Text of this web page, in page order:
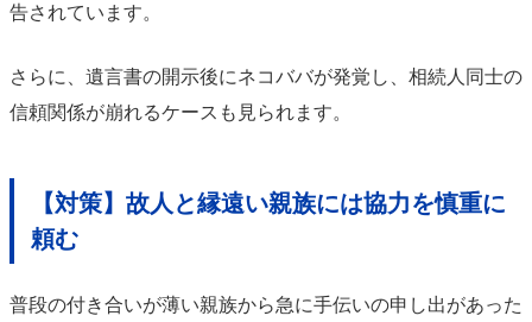
告されています。
さらに、遺言書の開示後にネコババが発覚し、相続人同士の
信頼関係が崩れるケースも見られます。
【対策】故人と縁遠い親族には協力を慎重に
頼む
普段の付き合いが薄い親族から急に手伝いの申し出があった